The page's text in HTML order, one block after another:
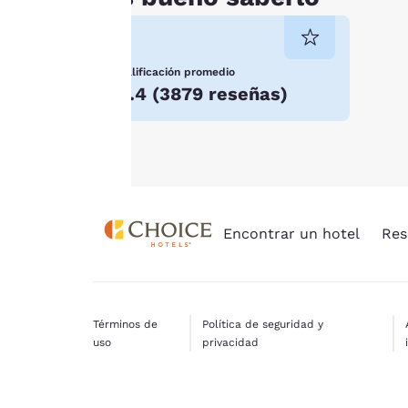
Calificación promedio
3.4 (3879 reseñas)
almacenarán en tu
Para obtener más
información, consulta
Encontrar un hotel
Términos de
uso
Política de seguridad y
privacidad